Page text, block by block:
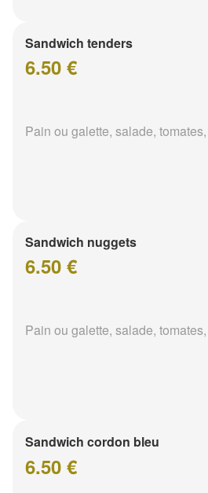
Sandwich tenders
6.50 €
Pain ou galette, salade,
Sandwich nuggets
6.50 €
Pain ou galette, salade,
Sandwich cordon bleu
6.50 €